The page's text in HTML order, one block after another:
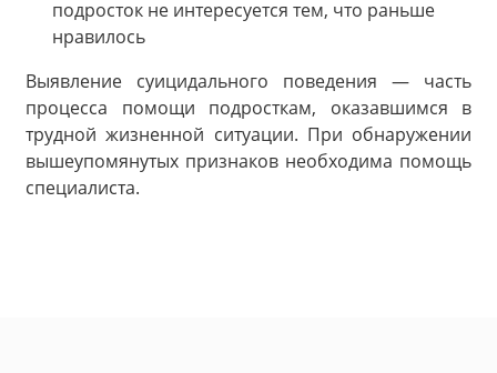
подросток не интересуется тем, что раньше
нравилось
Выявление суицидального поведения — часть
процесса помощи подросткам, оказавшимся в
трудной жизненной ситуации. При обнаружении
вышеупомянутых признаков необходима помощь
специалиста.